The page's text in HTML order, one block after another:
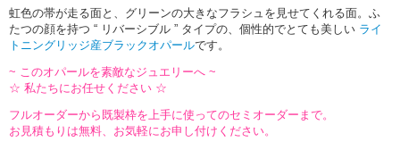
虹色の帯が走る面と、グリーンの大きなフラシュを見せてくれる面。ふ
たつの顔を持つ “ リバーシブル ” タイプの、個性的でとても美しい ライ
トニングリッジ産ブラックオパールです。
~ このオパールを素敵なジュエリーへ ~
☆ 私たちにお任せください ☆
フルオーダーから既製枠を上手に使ってのセミオーダーまで。
お見積もりは無料、お気軽にお申し付けください。